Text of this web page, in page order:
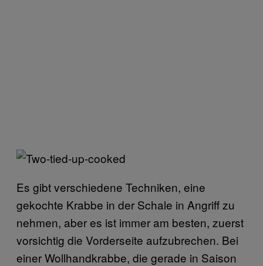
Es gibt verschiedene Techniken, eine
gekochte Krabbe in der Schale in Angriff zu
nehmen, aber es ist immer am besten, zuerst
vorsichtig die Vorderseite aufzubrechen. Bei
einer Wollhandkrabbe, die gerade in Saison